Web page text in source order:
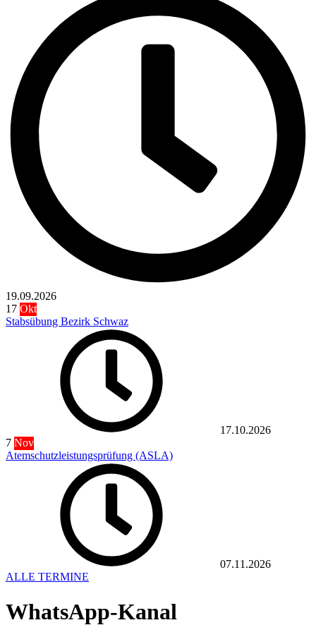
19.09.2026
17 Okt
Stabsübung Bezirk Schwaz
17.10.2026
7 Nov
Atemschutzleistungsprüfung (ASLA)
07.11.2026
ALLE TERMINE
WhatsApp-Kanal